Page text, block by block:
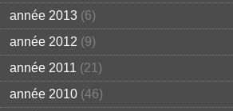
année 2013 (6)
année 2012 (9)
année 2011 (21)
année 2010 (46)